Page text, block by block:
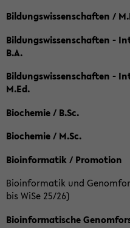
Bildungswissenschaften /
Bildungswissenschaften -
B.A.
Bildungswissenschaften -
M.Ed.
Biochemie / B.Sc.
Biochemie / M.Sc.
Bioinformatik / Promotion
Bioinformatik und
bis WiSe 25/26)
Bioinformatische